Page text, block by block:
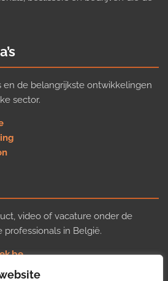
en de belangrijkste ontwikkelingen
sector.
video of vacature onder de
in België.